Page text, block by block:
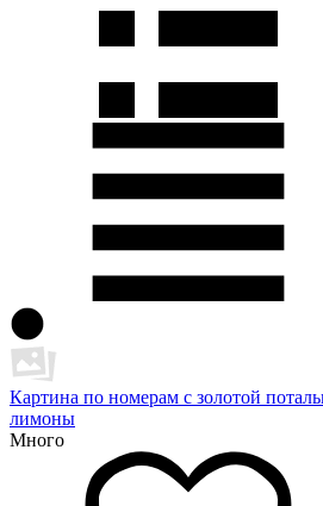
Картина по номерам с золотой
лимоны
Много